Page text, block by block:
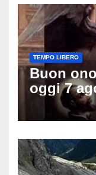
TEMPO LIBERO
Buon
oggi 7
di
social